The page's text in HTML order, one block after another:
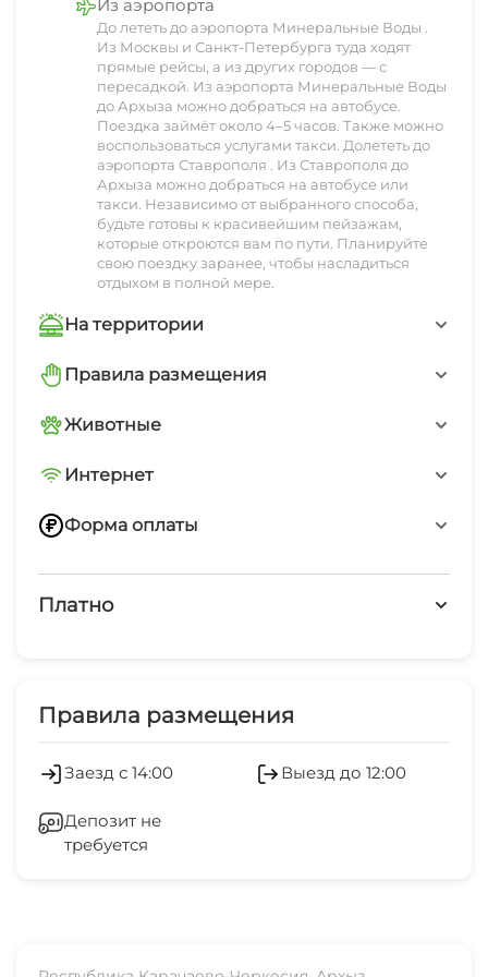
достопримечательностям.
познакомят гостей с уникальной флорой и
фауной региона. Весной и летом можно
отправиться в увлекательные походы по
живописным маршрутам, а осенью -
насладиться коллекцией осенних красок,
побывав в местах, где внедорожные маршруты
пересекаются с живописными видами.
предусмотрены специальные программы для
детей, включая мастер-классы по самодельным
изделиям и занятия на свежем воздухе. Дети
могут весело проводить время в безопасной
игровой зоне, пока родители наслаждаются
отдыхом и уединением в природе.
На территории базы расположены уютные
кафе и рестораны, где можно попробовать
блюда местной кухни, созданные из свежих и
натуральных продуктов. Завтраки на террасе с
видом на горные вершины становятся
настоящим наслаждением для гостей.
Таким образом, «Сосновый бор» — это
идеальное место для тех, кто хочет провести
время на лоне природы, забыть о городской
комфортом.
Из аэропорта
До лететь до аэропорта Минеральные Воды .
Из Москвы и Санкт-Петербурга туда ходят
прямые рейсы, а из других городов — с
пересадкой. Из аэропорта Минеральные Воды
до Архыза можно добраться на автобусе.
Поездка займёт около 4–5 часов. Также можно
воспользоваться услугами такси. Долететь до
аэропорта Ставрополя . Из Ставрополя до
Архыза можно добраться на автобусе или
такси. Независимо от выбранного способа,
будьте готовы к красивейшим пейзажам,
которые откроются вам по пути. Планируйте
свою поездку заранее, чтобы насладиться
отдыхом в полной мере.
На территории
Зеленый двор
Беседка
Сибирский чан
Мангал
Баня
Правила размещения
Запрещено курить в номерах
Животные
С домашними животными по
Интернет
Бесплатный WiFi
Форма оплаты
Переводом по номеру телефона
Платно
Джиппинг
Правила размещения
Заезд с 14:00 Выезд до 12:00
Депозит не
требуется